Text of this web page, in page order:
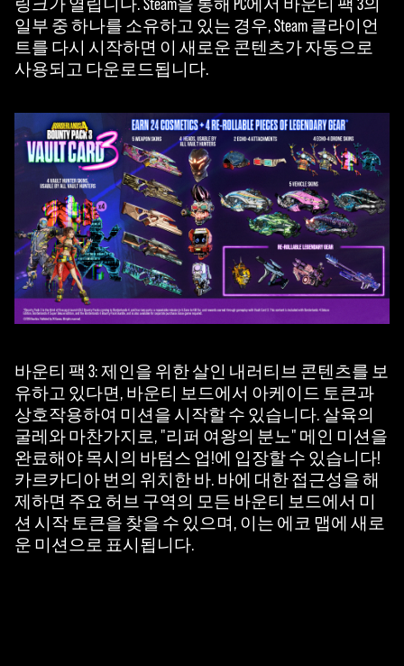
에
동
의
하
것
으
로
간
주
되
며,
데
이
터
le
서
버
로
전
송
됩
니
다.
링크가 열립니다. Steam을 통해 PC에서 바운티 팩 3의
일부 중 하나를 소유하고 있는 경우, Steam 클라이언
트를 다시 시작하면 이 새로운 콘텐츠가 자동으로
사용되고 다운로드됩니다.
바운티 팩 3: 제인을 위한 살인 내러티브 콘텐츠를 보
유하고 있다면, 바운티 보드에서 아케이드 토큰과
상호작용하여 미션을 시작할 수 있습니다. 살육의
굴레와 마찬가지로, "리퍼 여왕의 분노" 메인 미션을
완료해야 목시의 바텀스 업!에 입장할 수 있습니다!
카르카디아 번의 위치한 바. 바에 대한 접근성을 해
제하면 주요 허브 구역의 모든 바운티 보드에서 미
션 시작 토큰을 찾을 수 있으며, 이는 에코 맵에 새로
운 미션으로 표시됩니다.